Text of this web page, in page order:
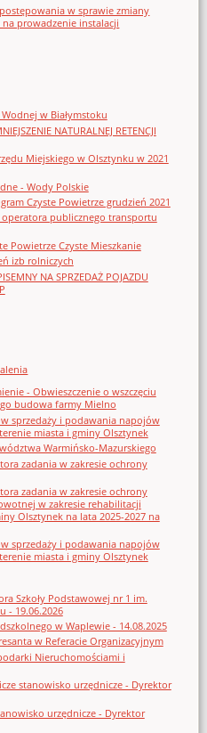
w sprawie zmiany
prowadzenie instalacji
w Białymstoku
NATURALNEJ RETENCJI
Miejskiego w Olsztynku w 2021
- Wody Polskie
Czyste Powietrze grudzień 2021
operatora publicznego transportu
Powietrze Czyste Mieszkanie
izb rolniczych
NA SPRZEDAŻ POJAZDU
- Obwieszczenie o wszczęciu
budowa farmy Mielno
sprzedaży i podawania napojów
miasta i gminy Olsztynek
Warmińsko-Mazurskiego
zadania w zakresie ochrony
zadania w zakresie ochrony
w zakresie rehabilitacji
Olsztynek na lata 2025-2027 na
sprzedaży i podawania napojów
miasta i gminy Olsztynek
Szkoły Podstawowej nr 1 im.
- 19.06.2026
w Waplewie - 14.08.2025
w Referacie Organizacyjnym
Nieruchomościami i
stanowisko urzędnicze - Dyrektor
urzędnicze - Dyrektor